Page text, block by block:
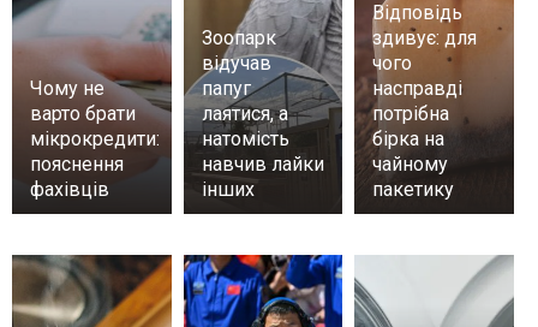
Чому не
варто брати
мікрокредити:
пояснення
фахівців
Зоопарк
відучав
папуг
лаятися, а
натомість
навчив лайки
інших
Відповідь
здивує: для
чого
насправді
потрібна
бірка на
чайному
пакетику